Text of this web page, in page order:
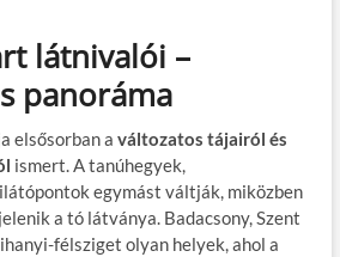
látnivalói –
panoráma
elsősorban a változatos tájairól és
ismert. A tanúhegyek,
egymást váltják, miközben
a tó látványa. Badacsony, Szent
félsziget olyan helyek, ahol a